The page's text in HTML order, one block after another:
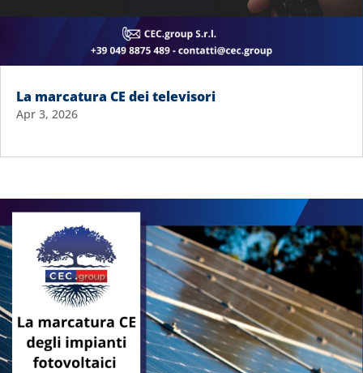
La marcatura CE dei televisori
Apr 3, 2026